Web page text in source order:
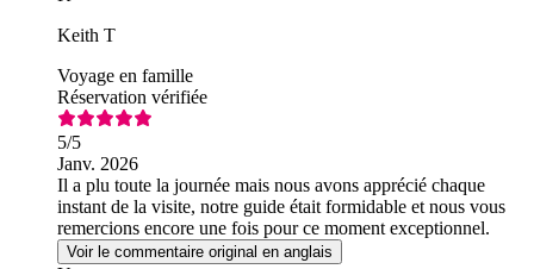
Keith T
Voyage en famille
Réservation vérifiée
5/5
Janv. 2026
Il a plu toute la journée mais nous avons apprécié chaque
instant de la visite, notre guide était formidable et nous vous
remercions encore une fois pour ce moment exceptionnel.
Voir le commentaire original en anglais